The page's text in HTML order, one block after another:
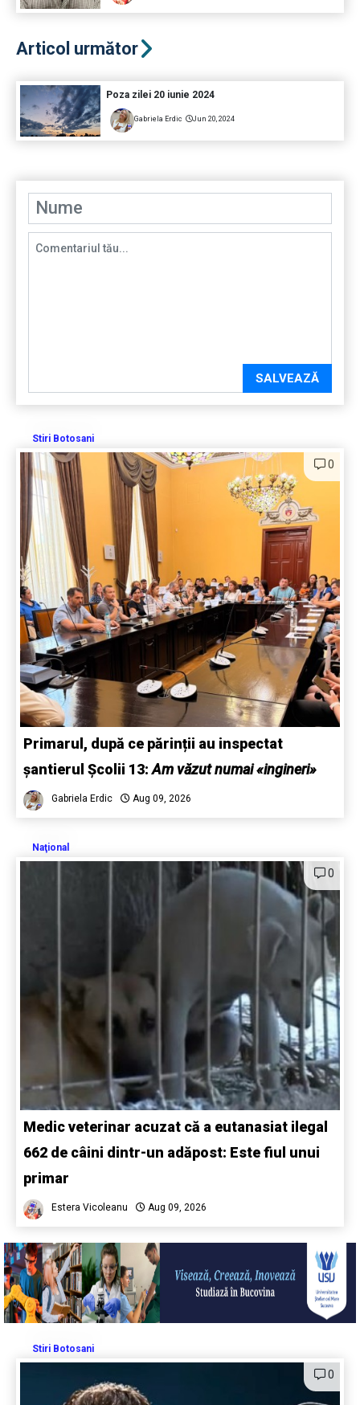
Articol următor
Poza zilei 20 iunie 2024
Gabriela Erdic Jun 20, 2024
SALVEAZĂ
Stiri Botosani
0
Primarul, după ce părinții au inspectat
șantierul Școlii 13:Am văzut numai «ingineri»
Gabriela Erdic Aug 09, 2026
Naţional
0
Medic veterinar acuzat că a eutanasiat ilegal
662 de câini dintr-un adăpost: Este fiul unui
primar
Estera Vicoleanu Aug 09, 2026
Stiri Botosani
0